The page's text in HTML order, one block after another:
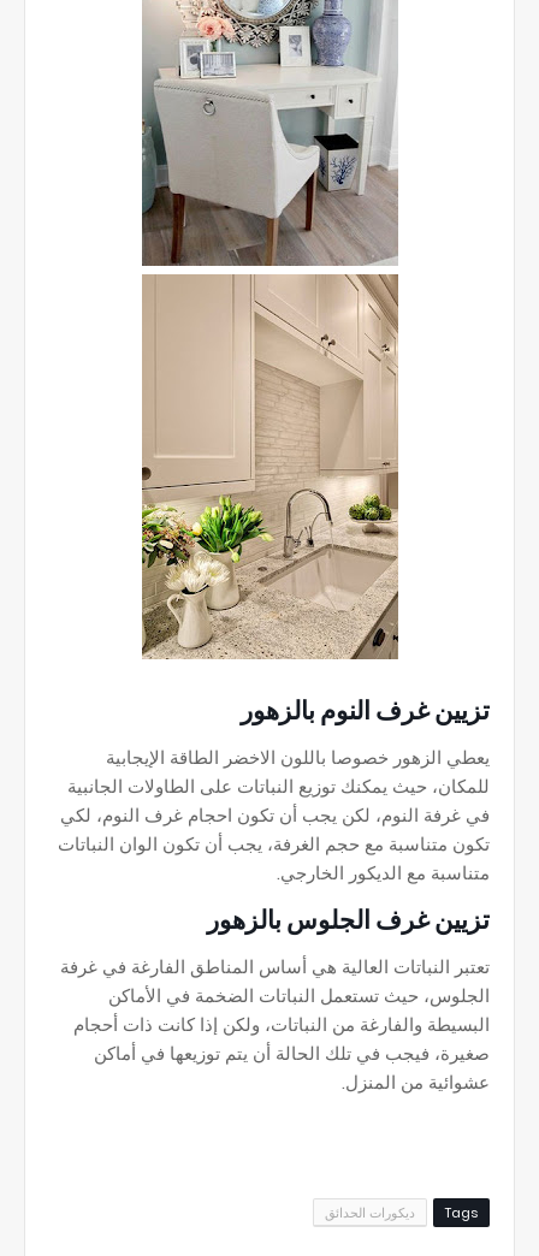
تزيين غرف النوم بالزهور
يعطي الزهور خصوصا باللون الاخضر الطاقة الإيجابية
للمكان، حيث يمكنك توزيع النباتات على الطاولات الجانبية
في غرفة النوم، لكن يجب أن تكون احجام غرف النوم، لكي
تكون متناسبة مع حجم الغرفة، يجب أن تكون الوان النباتات
متناسبة مع الديكور الخارجي.
تزيين غرف الجلوس بالزهور
تعتبر النباتات العالية هي أساس المناطق الفارغة في غرفة
الجلوس، حيث تستعمل النباتات الضخمة في الأماكن
البسيطة والفارغة من النباتات، ولكن إذا كانت ذات أحجام
صغيرة، فيجب في تلك الحالة أن يتم توزيعها في أماكن
عشوائية من المنزل.
Tags ديكورات الحدائق